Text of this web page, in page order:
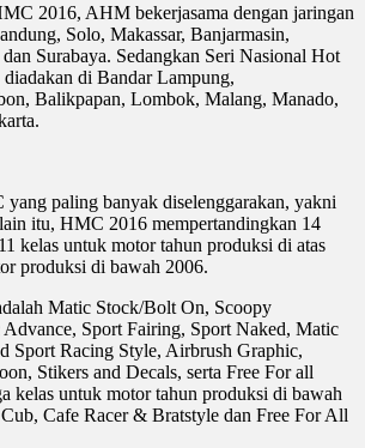
2016, AHM bekerjasama dengan jaringan
Solo, Makassar, Banjarmasin,
Surabaya. Sedangkan Seri Nasional Hot
di Bandar Lampung,
Balikpapan, Lombok, Malang, Manado,
paling banyak diselenggarakan, yakni
itu, HMC 2016 mempertandingkan 14
kelas untuk motor tahun produksi di atas
produksi di bawah 2006.
Matic Stock/Bolt On, Scoopy
Sport Fairing, Sport Naked, Matic
Sport Racing Style, Airbrush Graphic,
Stikers and Decals, serta Free For all
kelas untuk motor tahun produksi di bawah
Cafe Racer & Bratstyle dan Free For All